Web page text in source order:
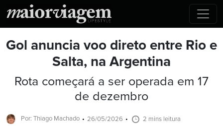
Gol anuncia voo direto entre Rio e
Salta, na Argentina
Rota começará a ser operada em 17
de dezembro
Por: Thiago Machado 26/05/2026 2 mins leitura